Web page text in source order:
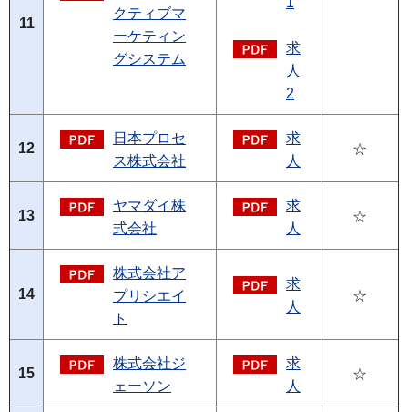
11
クティブマ
ーケティン
グシステム
求
人
2
12
日本プロセ
ス株式会社
求
人
☆
13
ヤマダイ株
式会社
求
人
☆
14
株式会社ア
プリシエイ
ト
求
人
☆
15
株式会社ジ
ェーソン
求
人
☆